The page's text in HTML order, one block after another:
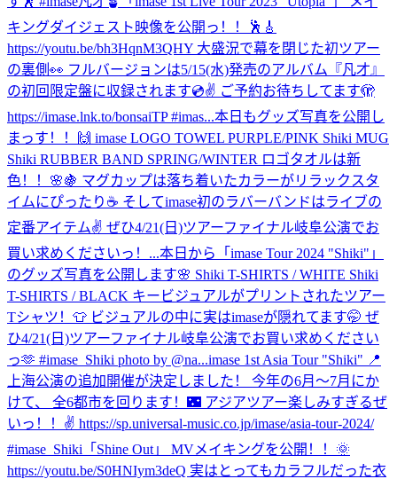
キングダイジェスト映像を公開っ！！🕺🎸
https://youtu.be/bh3HqnM3QHY 大盛況で幕を閉じた初ツアー
の裏側👀 フルバージョンは5/15(水)発売のアルバム『凡才』
の初回限定盤に収録されます💿✌️ ご予約お待ちしてます🫣
https://imase.lnk.to/bonsaiTP #imas...本日もグッズ写真を公開し
まっす！！🙌 imase LOGO TOWEL PURPLE/PINK Shiki MUG
Shiki RUBBER BAND SPRING/WINTER ロゴタオルは新
色！！🌸🍇 マグカップは落ち着いたカラーがリラックスタ
イムにぴったり☕️ そしてimase初のラバーバンドはライブの
定番アイテム✌️ ぜひ4/21(日)ツアーファイナル岐阜公演でお
買い求めくださいっ！...本日から「imase Tour 2024 "Shiki"」
のグッズ写真を公開します🌸 Shiki T-SHIRTS / WHITE Shiki
T-SHIRTS / BLACK キービジュアルがプリントされたツアー
Tシャツ！👕 ビジュアルの中に実はimaseが隠れてます🤭 ぜ
ひ4/21(日)ツアーファイナル岐阜公演でお買い求めください
っ🫶 #imase_Shiki photo by @na...imase 1st Asia Tour "Shiki" 📍
上海公演の追加開催が決定しました！ 今年の6月〜7月にか
けて、 全6都市を回ります！🌃 アジアツアー楽しみすぎるぜ
いっ！！✌️ https://sp.universal-music.co.jp/imase/asia-tour-2024/
#imase_Shiki 「Shine Out」 MVメイキングを公開！！🌞
https://youtu.be/S0HNIym3deQ 実はとってもカラフルだった衣